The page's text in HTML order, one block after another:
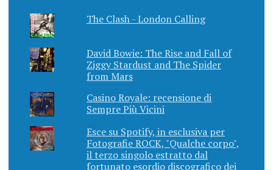
The Clash - London Calling
David Bowie: The Rise and Fall of
Ziggy Stardust and The Spider
from Mars
Casino Royale: recensione di
Sempre Più Vicini
Esce su Spotify, in esclusiva per
Fotografie ROCK, "Qualche corpo",
il terzo singolo estratto dal
fortunato esordio discografico dei